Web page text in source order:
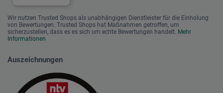
Wir nutzen Trusted Shops als unabhängigen Dienstleister für die Einholung
von Bewertungen. Trusted Shops hat Maßnahmen getroffen, um
sicherzustellen, dass es es sich um echte Bewertungen handelt. Mehr
Informationen
Auszeichnungen